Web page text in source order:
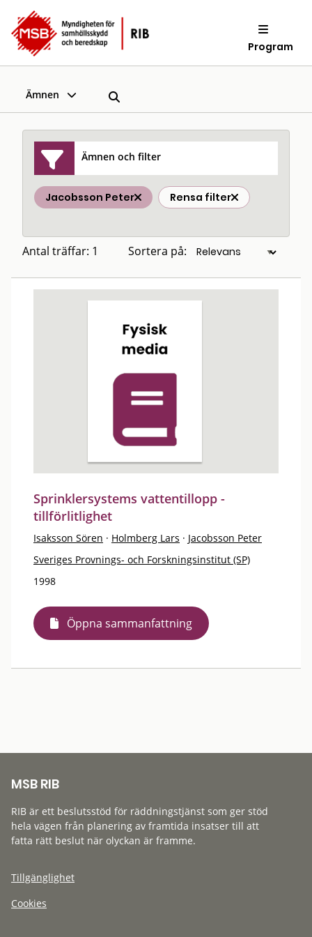
Program
Ämnen
Ämnen och filter
Jacobsson Peter Rensa filter
Antal träffar: 1 Sortera på:
Sprinklersystems vattentillopp -
tillförlitlighet
Isaksson Sören · Holmberg Lars · Jacobsson Peter
Sveriges Provnings- och Forskningsinstitut (SP)
1998
Öppna sammanfattning
MSB RIB
RIB är ett beslutsstöd för räddningstjänst som ger stöd
hela vägen från planering av framtida insatser till att
fatta rätt beslut när olyckan är framme.
Tillgänglighet
Cookies